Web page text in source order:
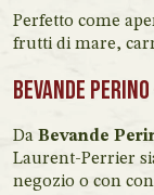
Perfetto come
frutti di mare,
Bevande
Da Bevande
Laurent-Perrier
negozio o con